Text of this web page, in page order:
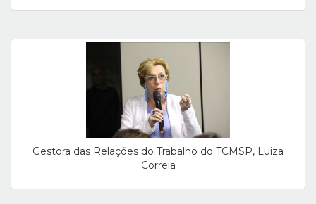
Gestora das Relações do Trabalho do TCMSP, Luiza
Correia